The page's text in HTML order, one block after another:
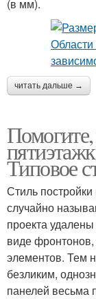
(в мм).
читать дальше →
Типовое
Стиль
случайно
проекта
виде
элементов. Тем
безликим,
панелей весьма